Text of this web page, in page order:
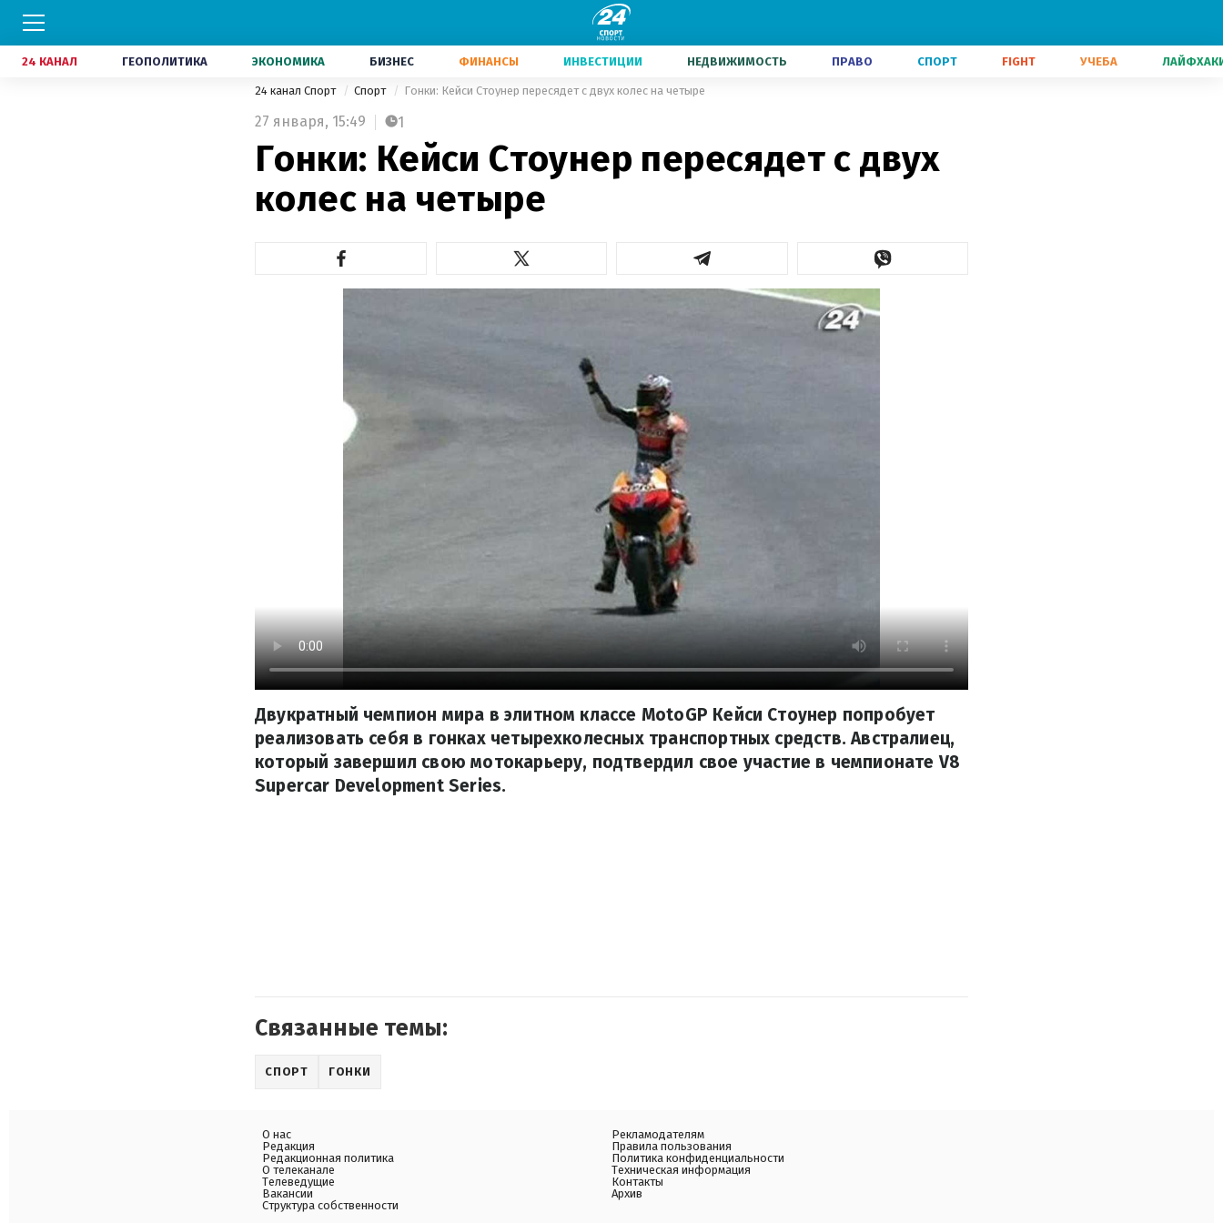
24 КАНАЛ ГЕОПОЛИТИКА ЭКОНОМИКА БИЗНЕС ФИНАНСЫ ИНВЕСТИЦИИ НЕДВИЖИМОСТЬ ПРАВО СПОРТ FIGHT УЧЕБА
24 канал Спорт Спорт Гонки: Кейси Стоунер пересядет с двух колес на четыре
27 января, 15:49 1
Гонки: Кейси Стоунер пересядет с двух
колес на четыре
Двукратный чемпион мира в элитном классе MotoGP Кейси Стоунер попробует
реализовать себя в гонках четырехколесных транспортных средств. Австралиец,
который завершил свою мотокарьеру, подтвердил свое участие в чемпионате V8
Supercar Development Series.
Связанные темы:
СПОРТ ГОНКИ
О нас
Редакция
Редакционная политика
О телеканале
Телеведущие
Вакансии
Структура собственности
Рекламодателям
Правила пользования
Политика конфиденциальности
Техническая информация
Контакты
Архив